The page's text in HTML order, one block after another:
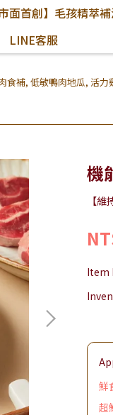
市面首創】毛孩精萃
LINE客服
食補, 低敏鴨肉地瓜, 活力
機
【
Item
鮮
超